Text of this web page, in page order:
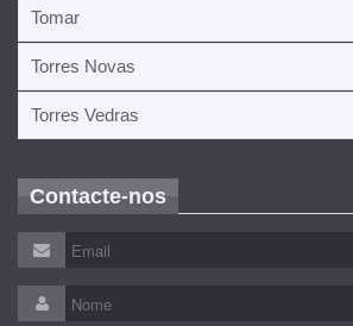
Tomar
Torres Novas
Torres Vedras
Contacte-nos